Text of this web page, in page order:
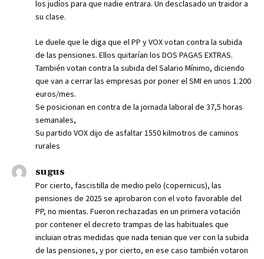
los judíos para que nadie entrara. Un desclasado un traidor a
su clase.
Le duele que le diga que el PP y VOX votan contra la subida
de las pensiones. Ellos quitarían los DOS PAGAS EXTRAS.
También votan contra la subida del Salario Mínimo, diciendo
que van a cerrar las empresas por poner el SMI en unos 1.200
euros/mes.
Se posicionan en contra de la jornada laboral de 37,5 horas
semanales,
Su partido VOX dijo de asfaltar 1550 kilmotros de caminos
rurales
sugus
Por cierto, fascistilla de medio pelo (copernicus), las
pensiones de 2025 se aprobaron con el voto favorable del
PP, no mientas. Fueron rechazadas en un primera votación
por contener el decreto trampas de las habituales que
incluian otras medidas que nada tenian que ver con la subida
de las pensiones, y por cierto, en ese caso también votaron